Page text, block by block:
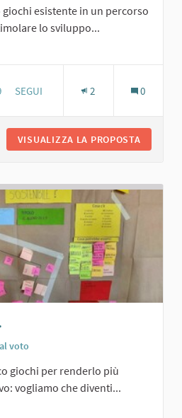
esistente in un percorso
lo sviluppo...
Area di Via Nenni
9 SOSTENITORI
SEGUI 2 0
VISUALIZZA LA PROPOSTA
voto
giochi per renderlo più
vogliamo che diventi...
Area di Via Nenni